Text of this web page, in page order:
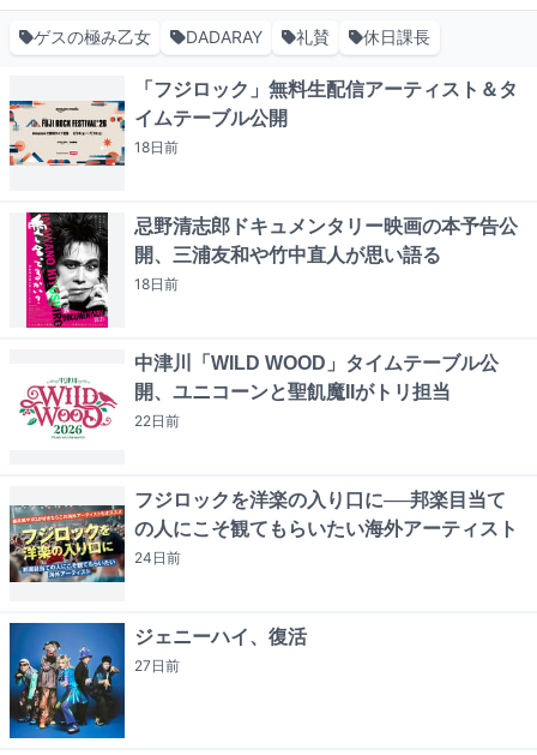
ゲスの極み乙女 DADARAY 礼賛 休日課長
「フジロック」無料生配信アーティスト＆タ
イムテーブル公開
18日前
忌野清志郎ドキュメンタリー映画の本予告公
開、三浦友和や竹中直人が思い語る
18日前
中津川「WILD WOOD」タイムテーブル公
開、ユニコーンと聖飢魔IIがトリ担当
22日前
フジロックを洋楽の入り口に──邦楽目当て
の人にこそ観てもらいたい海外アーティスト
24日前
ジェニーハイ、復活
27日前